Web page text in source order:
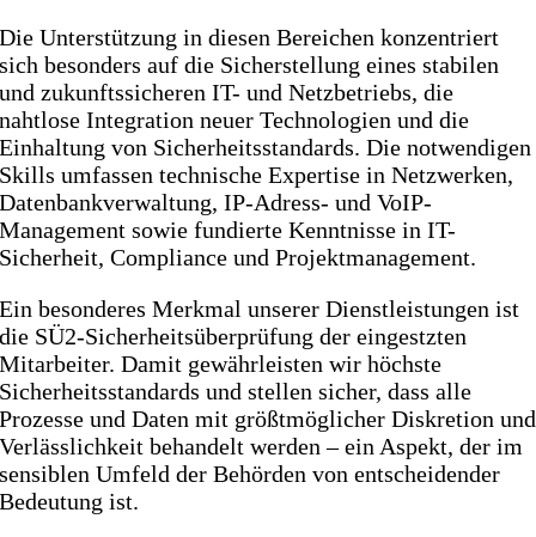
Die Unterstützung in diesen Bereichen konzentriert
sich besonders auf die Sicherstellung eines stabilen
und zukunftssicheren IT- und Netzbetriebs, die
nahtlose Integration neuer Technologien und die
Einhaltung von Sicherheitsstandards. Die notwendigen
Skills umfassen technische Expertise in Netzwerken,
Datenbankverwaltung, IP-Adress- und VoIP-
Management sowie fundierte Kenntnisse in IT-
Sicherheit, Compliance und Projektmanagement.
Ein besonderes Merkmal unserer Dienstleistungen ist
die SÜ2-Sicherheitsüberprüfung der eingestzten
Mitarbeiter. Damit gewährleisten wir höchste
Sicherheitsstandards und stellen sicher, dass alle
Prozesse und Daten mit größtmöglicher Diskretion und
Verlässlichkeit behandelt werden – ein Aspekt, der im
sensiblen Umfeld der Behörden von entscheidender
Bedeutung ist.